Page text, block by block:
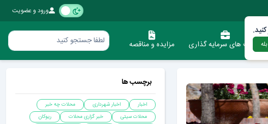
ورود و عضویت
فرصت های سرمایه گذاری مزایده و مناقصه
برچسب ها
اخبار اخبار شهرداری
محلات چه خبر
محلات سیتی
خبر گزاری محلات
ریوکان
بله